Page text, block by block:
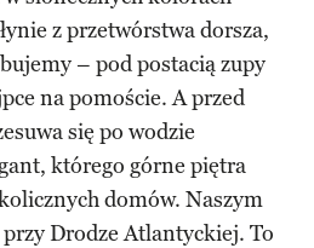
z przetwórstwa dorsza,
– pod postacią zupy
na pomoście. A przed
się po wodzie
którego górne piętra
domów. Naszym
Drodze Atlantyckiej. To